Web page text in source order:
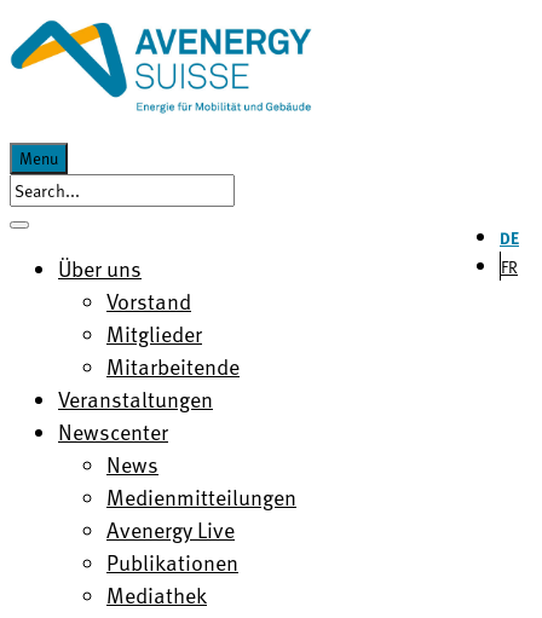
Menu
DE
FR
Über uns
Vorstand
Mitglieder
Mitarbeitende
Veranstaltungen
Newscenter
News
Medienmitteilungen
Avenergy Live
Publikationen
Mediathek